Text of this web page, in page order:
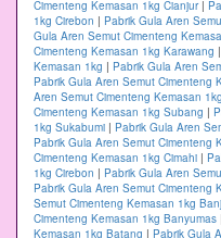
Cimenteng Kemasan 1kg Cianjur|
1kg Cirebon | Pabrik Gula Aren
Gula Aren Semut Cimenteng
Cimenteng Kemasan 1kg Karawang |
Kemasan 1kg | Pabrik Gula Aren
Pabrik Gula Aren Semut Cimenteng
Aren Semut Cimenteng Kemasan
Cimenteng Kemasan 1kg Subang |
1kg Sukabumi | Pabrik Gula Aren
Pabrik Gula Aren Semut Cimenteng
Cimenteng Kemasan 1kg Cimahi |
1kg Cirebon | Pabrik Gula Aren
Pabrik Gula Aren Semut Cimenteng
Semut Cimenteng Kemasan 1kg
Cimenteng Kemasan 1kg Banyumas
Kemasan 1kg Batang | Pabrik Gula